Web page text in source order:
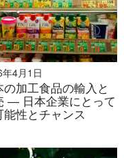
トフードやピザから
ルダイニング、キオ
様な形態に及んでい
、ゴンチャ、ミク
ブランド力と運営の
リーを支配してい
タイエクスプレスな
店は、体験型ダイニ
4月1日
の加工食品の輸入と
― 日本企業にとって
能性とチャンス